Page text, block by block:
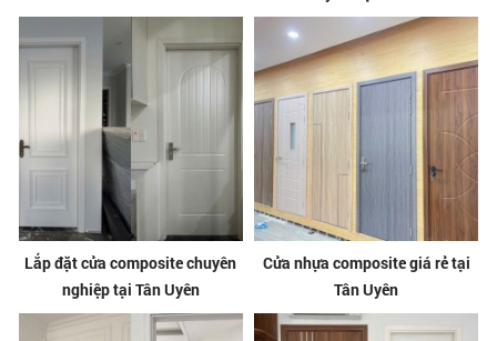
Lắp đặt cửa composite chuyên
nghiệp tại Tân Uyên
Cửa nhựa composite giá rẻ tại
Tân Uyên